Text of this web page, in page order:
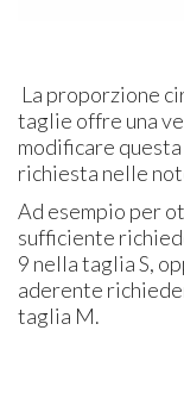
La proporzione
taglie offre una
modificare
richiesta nelle
Ad esempio per
sufficiente
9 nella taglia S,
aderente
taglia M.